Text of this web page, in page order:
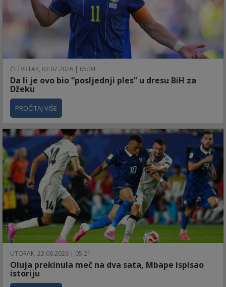
ČETVRTAK, 02.07.2026 | 05:04
Da li je ovo bio “posljednji ples” u dresu BiH za
Džeku
PROČITAJ VIŠE
UTORAK, 23.06.2026 | 05:21
Oluja prekinula meč na dva sata, Mbape ispisao
istoriju